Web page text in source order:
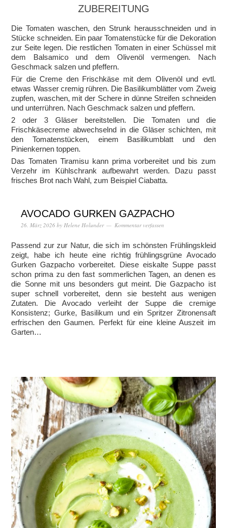
ZUBEREITUNG
Die Tomaten waschen, den Strunk herausschneiden und in
Stücke schneiden. Ein paar Tomatenstücke für die Dekoration
zur Seite legen. Die restlichen Tomaten in einer Schüssel mit
dem Balsamico und dem Olivenöl vermengen. Nach
Geschmack salzen und pfeffern.
Für die Creme den Frischkäse mit dem Olivenöl und evtl.
etwas Wasser cremig rühren. Die Basilikumblätter vom Zweig
zupfen, waschen, mit der Schere in dünne Streifen schneiden
und unterrühren. Nach Geschmack salzen und pfeffern.
2 oder 3 Gläser bereitstellen. Die Tomaten und die
Frischkäsecreme abwechselnd in die Gläser schichten, mit
den Tomatenstücken, einem Basilikumblatt und den
Pinienkernen toppen.
Das Tomaten Tiramisu kann prima vorbereitet und bis zum
Verzehr im Kühlschrank aufbewahrt werden. Dazu passt
frisches Brot nach Wahl, zum Beispiel Ciabatta.
AVOCADO GURKEN GAZPACHO
26. März 2026 by Helene Holunder Kommentar verfassen
Passend zur zur Natur, die sich im schönsten Frühlingskleid
zeigt, habe ich heute eine richtig frühlingsgrüne Avocado
Gurken Gazpacho vorbereitet. Diese eiskalte Suppe passt
schon prima zu den fast sommerlichen Tagen, an denen es
die Sonne mit uns besonders gut meint. Die Gazpacho ist
super schnell vorbereitet, denn sie besteht aus wenigen
Zutaten. Die Avocado verleiht der Suppe die cremige
Konsistenz; Gurke, Basilikum und ein Spritzer Zitronensaft
erfrischen den Gaumen. Perfekt für eine kleine Auszeit im
Garten…